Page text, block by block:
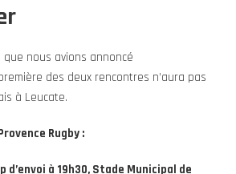
nous avions annoncé
des deux rencontres n’aura pas
à Leucate.
Rugby :
d’envoi à 19h30, Stade Municipal de